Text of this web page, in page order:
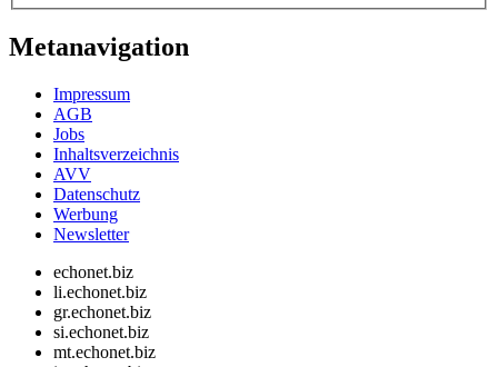
Metanavigation
Impressum
AGB
Jobs
Inhaltsverzeichnis
AVV
Datenschutz
Werbung
Newsletter
echonet.biz
li.echonet.biz
gr.echonet.biz
si.echonet.biz
mt.echonet.biz